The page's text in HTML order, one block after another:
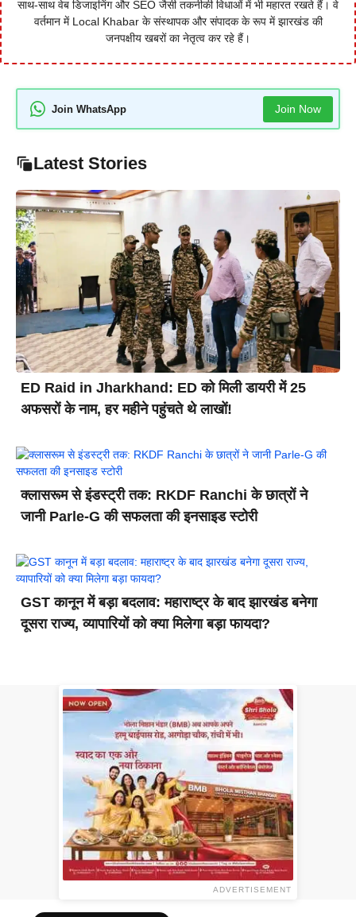
साथ-साथ वेब डिजाइनिंग और SEO जैसी तकनीकी विधाओं में भी महारत रखते हैं। वे
वर्तमान में Local Khabar के संस्थापक और संपादक के रूप में झारखंड की
जनपक्षीय खबरों का नेतृत्व कर रहे हैं।
Join WhatsApp Join Now
Latest Stories
ED Raid in Jharkhand: ED को मिली डायरी में 25
अफसरों के नाम, हर महीने पहुंचते थे लाखों!
क्लासरूम से इंडस्ट्री तक: RKDF Ranchi के छात्रों ने
जानी Parle-G की सफलता की इनसाइड स्टोरी
GST कानून में बड़ा बदलाव: महाराष्ट्र के बाद झारखंड बनेगा
दूसरा राज्य, व्यापारियों को क्या मिलेगा बड़ा फायदा?
ADVERTISEMENT